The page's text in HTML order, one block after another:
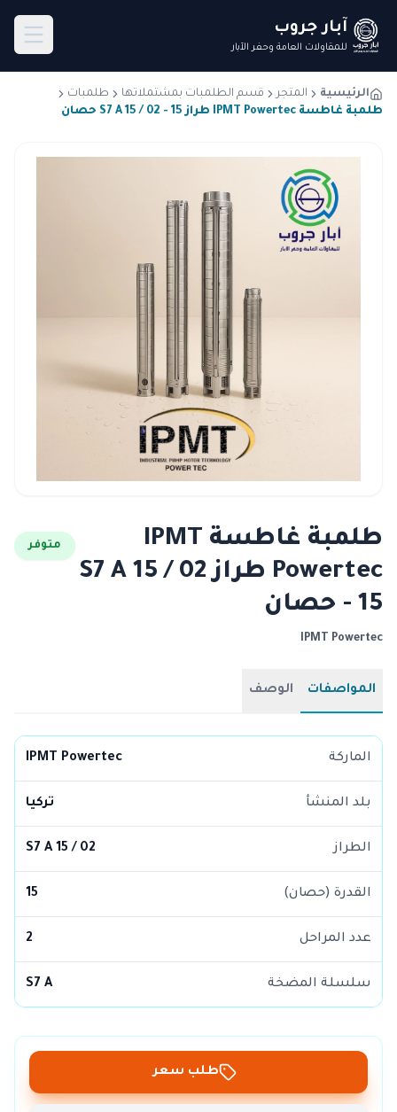
آبار جروب
للمقاولات العامة وحفر الآبار
الرئيسية المتجر قسم الطلمبات بمشتملاتها
طلمبات
طلمبة غاطسة IPMT Powertec طراز S7 A 15 / 02 - 15 حصان
طلمبة غاطسة IPMT
Powertec طراز S7 A 15 / 02
- 15 حصان
متوفر
IPMT Powertec
المواصفات الوصف
الماركة IPMT Powertec
بلد المنشأ تركيا
الطراز S7 A 15 / 02
القدرة (حصان) 15
عدد المراحل 2
سلسلة المضخة S7 A
طلب سعر